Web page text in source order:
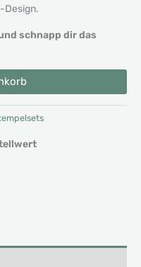
Design.
schnapp dir das